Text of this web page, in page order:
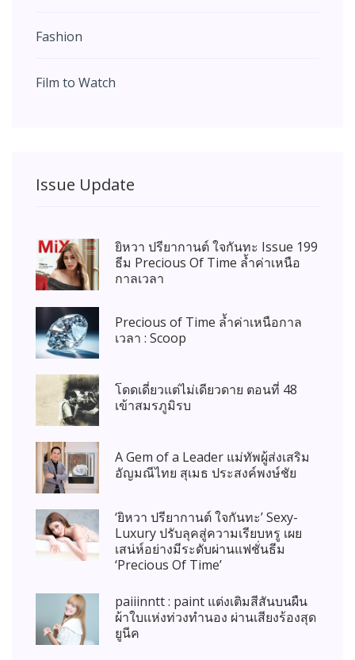
Fashion
Film to Watch
Issue Update
ยิหวา ปรียากานต์ ใจกันทะ Issue 199
ธีม Precious Of Time ล้ำค่าเหนือ
กาลเวลา
Precious of Time ล้ำค่าเหนือกาล
เวลา : Scoop
โดดเดี่ยวแต่ไม่เดียวดาย ตอนที่ 48
เข้าสมรภูมิรบ
A Gem of a Leader แม่ทัพผู้ส่งเสริม
อัญมณีไทย สุเมธ ประสงค์พงษ์ชัย
‘ยิหวา ปรียากานต์ ใจกันทะ’ Sexy-
Luxury ปรับลุคสู่ความเรียบหรู เผย
เสน่ห์อย่างมีระดับผ่านแฟชั่นธีม
‘Precious Of Time’
paiiinntt : paint แต่งเติมสีสันบนผืน
ผ้าใบแห่งท่วงทำนอง ผ่านเสียงร้องสุด
ยูนีค